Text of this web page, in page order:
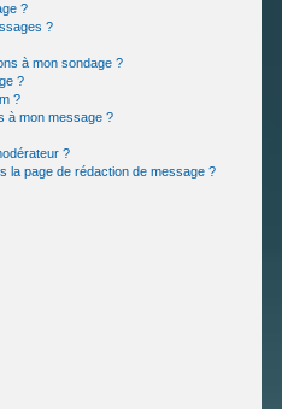
?
?
à mon sondage ?
?
?
à mon message ?
?
la page de rédaction de message ?